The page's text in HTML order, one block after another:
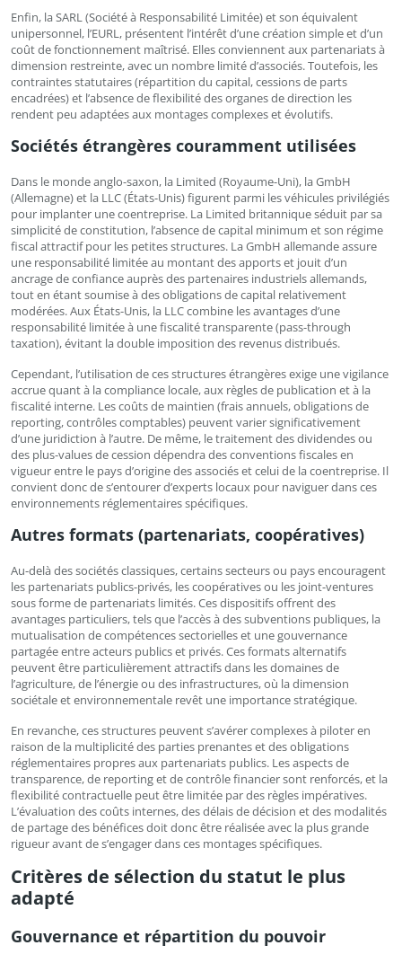
Enfin, la SARL (Société à Responsabilité Limitée) et son équivalent
unipersonnel, l’EURL, présentent l’intérêt d’une création simple et d’un
coût de fonctionnement maîtrisé. Elles conviennent aux partenariats à
dimension restreinte, avec un nombre limité d’associés. Toutefois, les
contraintes statutaires (répartition du capital, cessions de parts
encadrées) et l’absence de flexibilité des organes de direction les
rendent peu adaptées aux montages complexes et évolutifs.
Sociétés étrangères couramment utilisées
Dans le monde anglo-saxon, la Limited (Royaume-Uni), la GmbH
(Allemagne) et la LLC (États-Unis) figurent parmi les véhicules privilégiés
pour implanter une coentreprise. La Limited britannique séduit par sa
simplicité de constitution, l’absence de capital minimum et son régime
fiscal attractif pour les petites structures. La GmbH allemande assure
une responsabilité limitée au montant des apports et jouit d’un
ancrage de confiance auprès des partenaires industriels allemands,
tout en étant soumise à des obligations de capital relativement
modérées. Aux États-Unis, la LLC combine les avantages d’une
responsabilité limitée à une fiscalité transparente (pass-through
taxation), évitant la double imposition des revenus distribués.
Cependant, l’utilisation de ces structures étrangères exige une vigilance
accrue quant à la compliance locale, aux règles de publication et à la
fiscalité interne. Les coûts de maintien (frais annuels, obligations de
reporting, contrôles comptables) peuvent varier significativement
d’une juridiction à l’autre. De même, le traitement des dividendes ou
des plus-values de cession dépendra des conventions fiscales en
vigueur entre le pays d’origine des associés et celui de la coentreprise. Il
convient donc de s’entourer d’experts locaux pour naviguer dans ces
environnements réglementaires spécifiques.
Autres formats (partenariats, coopératives)
Au-delà des sociétés classiques, certains secteurs ou pays encouragent
les partenariats publics-privés, les coopératives ou les joint-ventures
sous forme de partenariats limités. Ces dispositifs offrent des
avantages particuliers, tels que l’accès à des subventions publiques, la
mutualisation de compétences sectorielles et une gouvernance
partagée entre acteurs publics et privés. Ces formats alternatifs
peuvent être particulièrement attractifs dans les domaines de
l’agriculture, de l’énergie ou des infrastructures, où la dimension
sociétale et environnementale revêt une importance stratégique.
En revanche, ces structures peuvent s’avérer complexes à piloter en
raison de la multiplicité des parties prenantes et des obligations
réglementaires propres aux partenariats publics. Les aspects de
transparence, de reporting et de contrôle financier sont renforcés, et la
flexibilité contractuelle peut être limitée par des règles impératives.
L’évaluation des coûts internes, des délais de décision et des modalités
de partage des bénéfices doit donc être réalisée avec la plus grande
rigueur avant de s’engager dans ces montages spécifiques.
Critères de sélection du statut le plus
adapté
Gouvernance et répartition du pouvoir